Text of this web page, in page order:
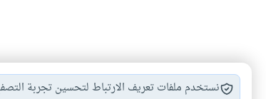
نستخدم ملفات تعريف الارتباط لتحسين تجربة